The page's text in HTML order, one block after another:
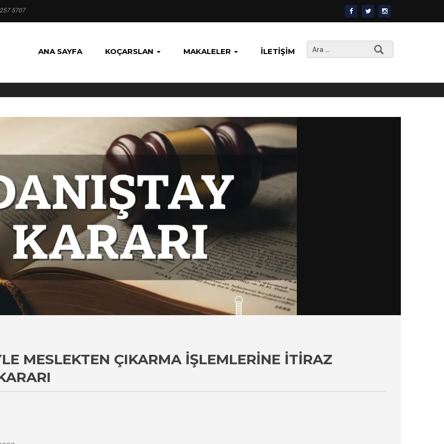
5707
ANA SAYFA KOÇARSLAN MAKALELER İLETIŞIM
Arama:
MESLEKTEN ÇIKARMA İŞLEMLERINE İTIRAZ